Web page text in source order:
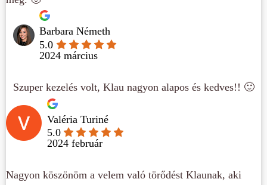
Barbara Németh
5.0
2024 március
Szuper kezelés volt, Klau nagyon alapos és kedves!! 🙂
Valéria Turiné
5.0
2024 február
Nagyon köszönöm a velem való törődést Klaunak, aki